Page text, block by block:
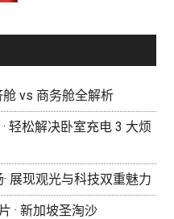
vs 商务舱全解析
轻松解决卧室充电 3 大烦
展现观光与科技双重魅力
· 新加坡圣淘沙